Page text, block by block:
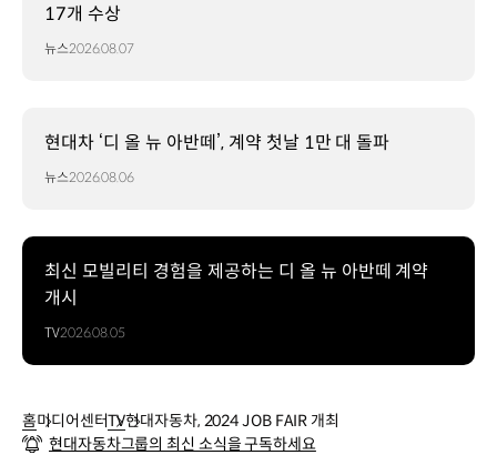
17개 수상
뉴스2026.08.07
현대차 ‘디 올 뉴 아반떼’, 계약 첫날 1만 대 돌파
뉴스2026.08.06
최신 모빌리티 경험을 제공하는 디 올 뉴 아반떼 계약
개시
TV2026.08.05
홈미디어센터TV현대자동차, 2024 JOB FAIR 개최
현대자동차그룹의 최신 소식을 구독하세요